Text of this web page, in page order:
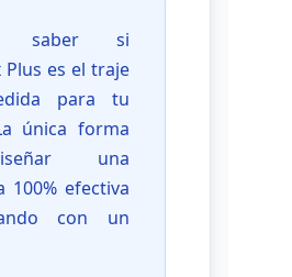
saber si
Plus es el traje
para tu
única forma
una
100% efectiva
con un